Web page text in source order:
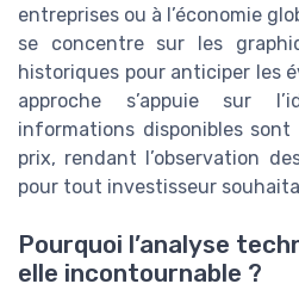
entreprises ou à l’économie
se concentre sur les
historiques pour anticiper les
approche s’appuie sur
informations disponibles
prix, rendant l’observation
pour tout investisseur
Pourquoi l’analyse
elle incontournable ?